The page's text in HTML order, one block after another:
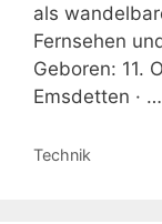
als
Fernsehen
Geboren: 11.
Emsdetten · …
Kategorien
Technik